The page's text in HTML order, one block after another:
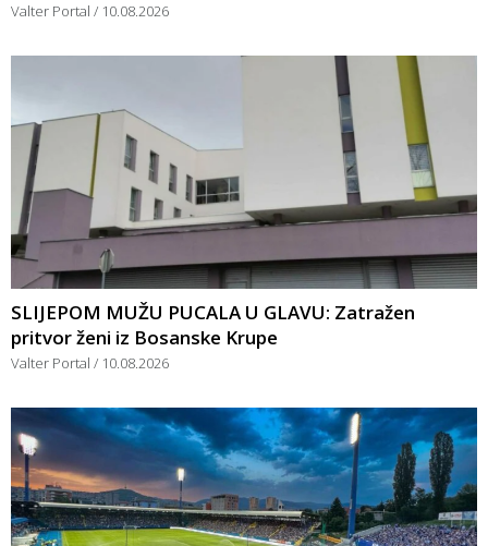
Valter Portal 10.08.2026
SLIJEPOM MUŽU PUCALA U GLAVU: Zatražen
pritvor ženi iz Bosanske Krupe
Valter Portal 10.08.2026